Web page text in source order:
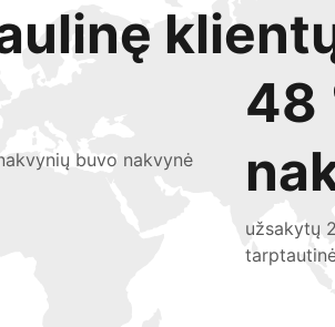
buvo nakvynė
48
užsakytų